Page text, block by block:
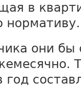
в
нормативу.
они бы